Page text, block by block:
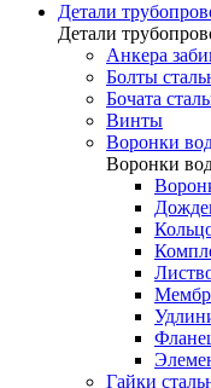
Детали
Детали
Анкера
Болты
Бочата
Винты
Воронки
Воронки
Гайки